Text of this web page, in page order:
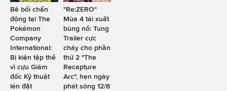
Bê bối chấn
động tại The
Pokémon
Company
International:
Bị kiện tập thể
vì cựu Giám
đốc Kỹ thuật
lén đặt
"Re:ZERO"
Mùa 4 tái xuất
bùng nổ: Tung
Trailer cực
cháy cho phần
thứ 2 "The
Recapture
Arc", hẹn ngày
phát sóng 12/8